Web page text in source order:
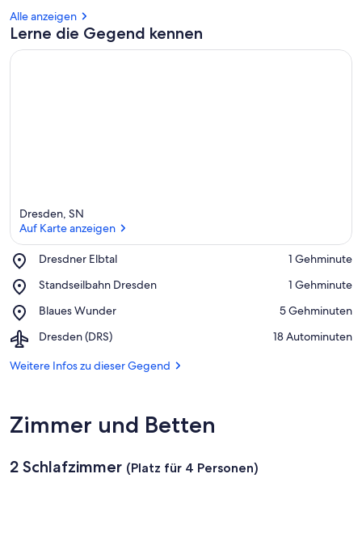
Alle anzeigen
Lerne die Gegend kennen
Dresden, SN
Auf Karte anzeigen
Dresdner Elbtal
Place,
Elbtal
‪1 Gehminute‬
Standseilbahn Dresden
Place,
Dresden
‪1 Gehminute‬
Blaues Wunder
Place,
Wunder
‪5 Gehminuten‬
Dresden (DRS)
Airport,
(DRS)
‪18 Autominuten‬
Weitere Infos zu dieser Gegend
Zimmer und Betten
2 Schlafzimmer (Platz für 4 Personen)